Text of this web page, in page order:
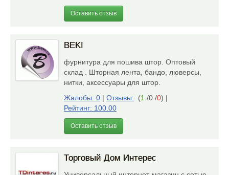
Оставить отзыв
BEKI
фурнитура для пошива штор. Оптовый
склад . Шторная лента, бандо, люверсы,
нитки, аксессуары для штор.
Жалобы: 0 | Отзывы: (1 /0 /0) |
Рейтинг: 100.00
Оставить отзыв
Торговый Дом Интерес